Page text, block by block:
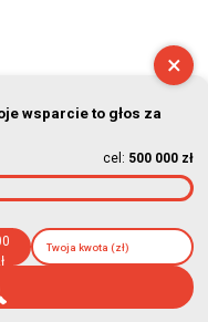
×
wsparcie to głos za
cel: 500 000 zł